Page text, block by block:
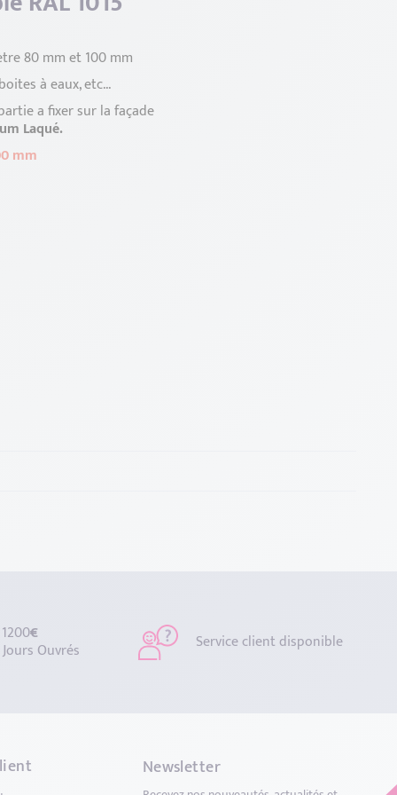
80 mm et 100 mm
à eaux, etc...
a fixer sur la façade
Laqué.
mm
€
Ouvrés Service client disponible
Newsletter